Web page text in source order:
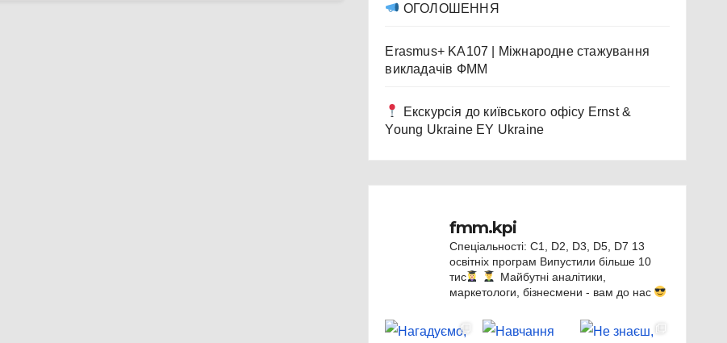
ОГОЛОШЕННЯ
Erasmus+ KA107 | Міжнародне стажування
викладачів ФММ
Екскурсія до київського офісу Ernst &
Young Ukraine EY Ukraine
fmm.kpi
Спеціальності: C1, D2, D3, D5, D7 13
освітніх програм Випустили більше 10
тис
Майбутні аналітики,
маркетологи, бізнесмени - вам до нас